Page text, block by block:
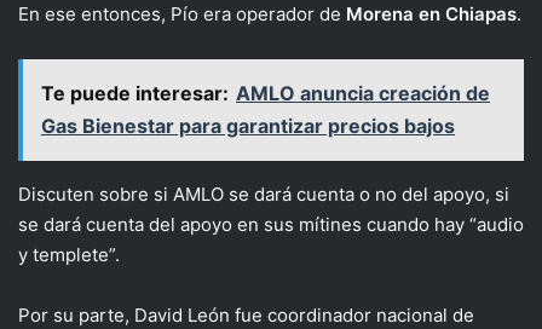
En ese entonces, Pío era operador de Morena en Chiapas.
Te puede interesar: AMLO anuncia creación de
Gas Bienestar para garantizar precios bajos
Discuten sobre si AMLO se dará cuenta o no del apoyo, si
se dará cuenta del apoyo en sus mítines cuando hay “audio
y templete”.
Por su parte, David León fue coordinador nacional de